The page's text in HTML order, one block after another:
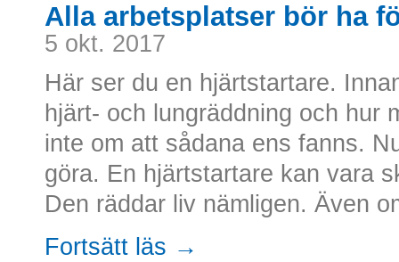
Alla arbetsplatser bör ha
5 okt. 2017
Här ser du en hjärtstartare.
hjärt- och lungräddning och hur
inte om att sådana ens fanns.
göra. En hjärtstartare kan vara
Den räddar liv nämligen. Även
Fortsätt läs →